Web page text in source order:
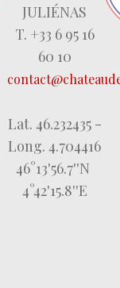
JULIÉNAS
T. +33 6 95 16
60 10
Lat. 46.232435 -
Long. 4.704416
46°13'56.7''N
4°42'15.8''E